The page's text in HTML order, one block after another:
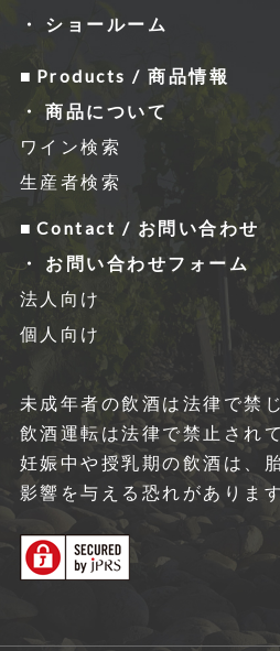
未成年者の飲酒は法律で禁
飲酒運転は法律で禁⽌され
妊娠中や授乳期の飲酒は、
影響を与える恐れがあります
ショールーム
Products / 商品情報
商品について
ワイン検索
生産者検索
Contact / お問い合わせ
お問い合わせフォーム
法人向け
個人向け